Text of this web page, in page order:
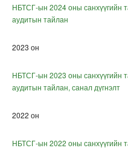
НБТСГ-ын 2024 оны санхүүгийн
аудитын тайлан
2023 он
НБТСГ-ын 2023 оны санхүүгийн
аудитын тайлан, санал дүгнэлт
2022 он
НБТСГ-ын 2022 оны санхүүгийн